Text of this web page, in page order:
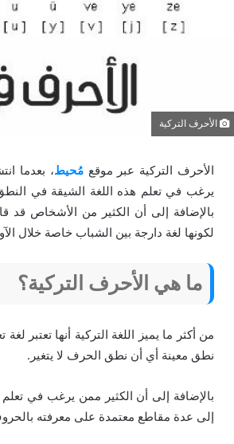
الأحرف التركية
الأحرف التركية عبر موقعمُحيط، بعدما
يرغب في تعلم هذه اللغة الشيقة في
بالإضافة إلى أن الكثير من الأشخاص قد
لكونها لغة دارجة بين الشباب خاصة خلال
ما هي الأحرف التركية؟
من أكثر ما يميز اللغة التركية أنها تعتبر
نطق معينة أي أن نطق الحرف لا يتغير.
بالإضافة إلى أن الكثير ممن يرغب في تعلم
إلى عدة مقاطع معتمدة على معرفته